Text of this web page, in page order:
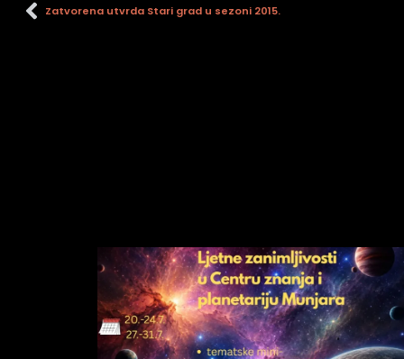
Zatvorena utvrda Stari grad u sezoni 2015.